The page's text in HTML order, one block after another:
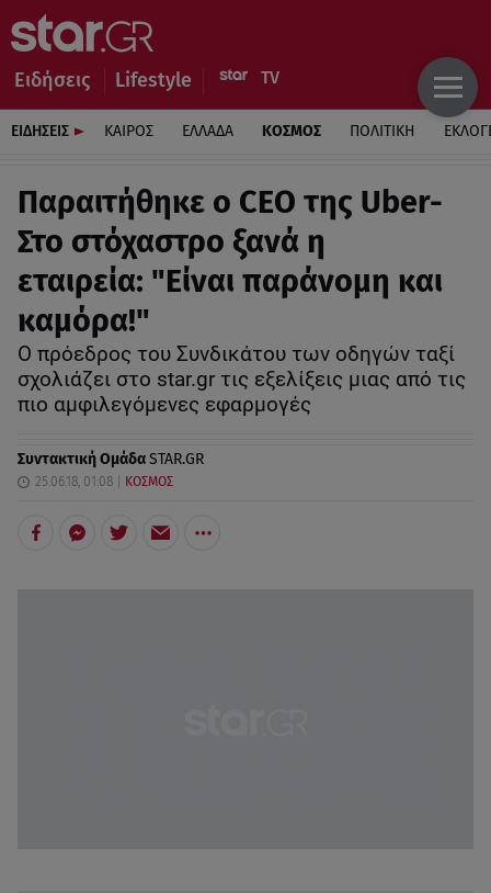
Ειδήσεις Lifestyle
ΕΙΔΗΣΕΙΣ ΚΑΙΡΟΣ ΕΛΛΑΔΑ ΚΟΣΜΟΣ ΠΟΛΙΤΙΚΗ
Παραιτήθηκε ο CEO της Uber-
Στο στόχαστρο ξανά η
εταιρεία: "Είναι παράνομη και
καμόρα!"
Ο πρόεδρος του Συνδικάτου των οδηγών ταξί
σχολιάζει στο star.gr τις εξελίξεις μιας από τις
πιο αμφιλεγόμενες εφαρμογές
Συντακτική ΟμάδαSTAR.GR
25.06.18, 01:08 ΚΟΣΜΟΣ